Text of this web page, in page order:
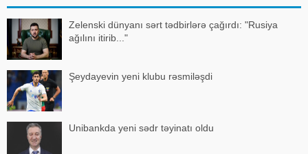
Zelenski dünyanı sərt tədbirlərə çağırdı: "Rusiya
ağılını itirib..."
Şeydayevin yeni klubu rəsmiləşdi
Unibankda yeni sədr təyinatı oldu